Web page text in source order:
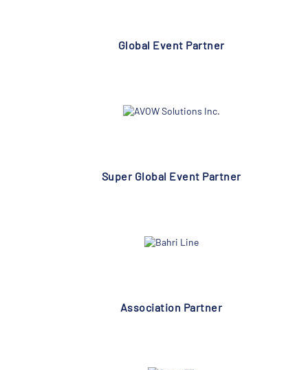
Global Event Partner
Super Global Event Partner
Association Partner